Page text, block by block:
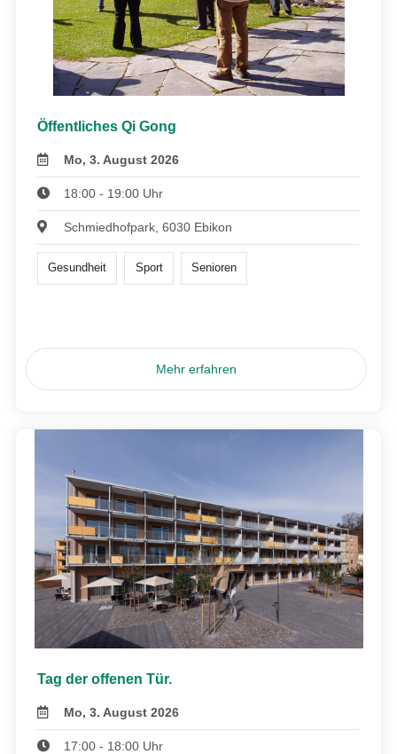
Öffentliches Qi Gong
Mo, 3. August 2026
18:00 - 19:00 Uhr
Schmiedhofpark, 6030 Ebikon
Gesundheit Sport Senioren
Mehr erfahren
Tag der offenen Tür.
Mo, 3. August 2026
17:00 - 18:00 Uhr